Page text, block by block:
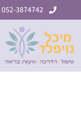
לתוכן
052-3874742